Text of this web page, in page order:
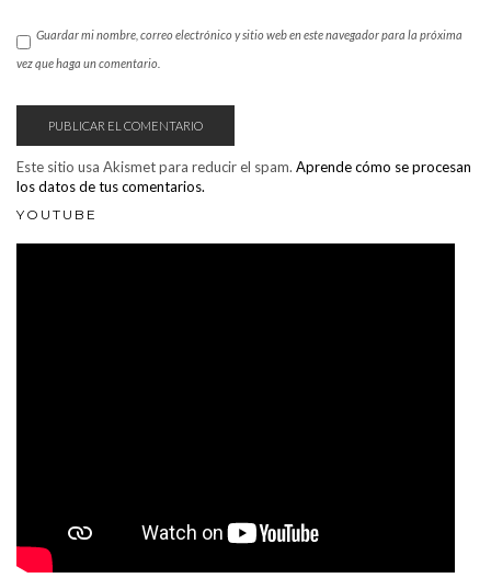
Guardar mi nombre, correo electrónico y sitio web en este navegador para la próxima
vez que haga un comentario.
Este sitio usa Akismet para reducir el spam. Aprende cómo se procesan
los datos de tus comentarios.
YOUTUBE